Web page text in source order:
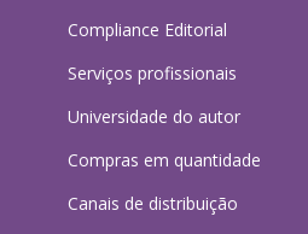
Compliance Editorial
Serviços profissionais
Universidade do autor
Compras em quantidade
Canais de distribuição